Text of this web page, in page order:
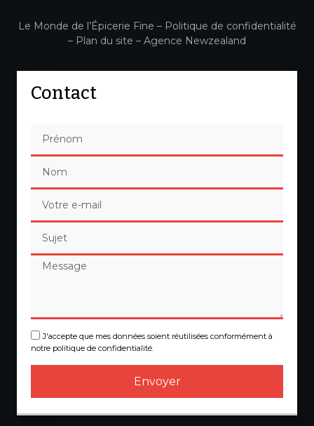
Le Monde de l’Épicerie Fine – Politique de confidentialité
– Plan du site – Agence Newzealand
Contact
J'accepte que mes données soient réutilisées conformément à
notre politique de confidentialité.
Envoyer